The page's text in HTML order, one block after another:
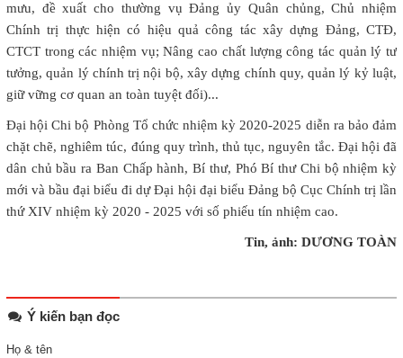
mưu, đề xuất cho thường vụ Đảng ủy Quân chủng, Chủ nhiệm
Chính trị thực hiện có hiệu quả công tác xây dựng Đảng, CTĐ,
CTCT trong các nhiệm vụ; Nâng cao chất lượng công tác quản lý tư
tưởng, quản lý chính trị nội bộ, xây dựng chính quy, quản lý kỷ luật,
giữ vững cơ quan an toàn tuyệt đối)...
Đại hội Chi bộ Phòng Tổ chức nhiệm kỳ 2020-2025 diễn ra bảo đảm
chặt chẽ, nghiêm túc, đúng quy trình, thủ tục, nguyên tắc. Đại hội đã
dân chủ bầu ra Ban Chấp hành, Bí thư, Phó Bí thư Chi bộ nhiệm kỳ
mới và bầu đại biểu đi dự Đại hội đại biểu Đảng bộ Cục Chính trị lần
thứ XIV nhiệm kỳ 2020 - 2025 với số phiếu tín nhiệm cao.
Tin, ảnh: DƯƠNG TOÀN
Ý kiến bạn đọc
Họ & tên